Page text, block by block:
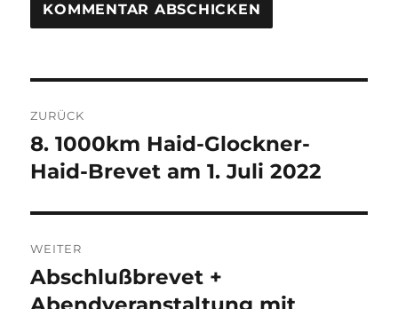
ZURÜCK
Vorheriger
Beitrag:
8. 1000km Haid-Glockner-
Haid-Brevet am 1. Juli 2022
WEITER
Nächster
Beitrag:
Abschlußbrevet +